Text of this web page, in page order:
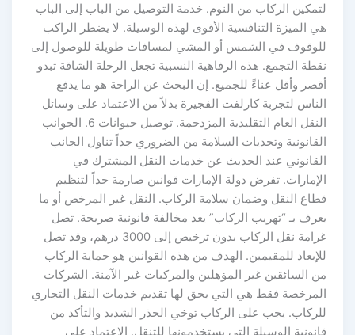
لتمكين الركاب من النوم. خدمة التوصيل من الباب إلى الباب
هي الميزة التنافسية الأقوى لهذه الوسيلة. لا يضطر الراكب
للوقوف في الشمس أو المشي لمسافات طويلة للوصول إلى
نقطة التجمع. هذه الرفاهية النسبية تجعل الرحلة الشاقة تبدو
أقصر وأقل عناءً للجميع. إن البحث عن الراحة هو ما يدفع
الناس لتجربة كارلفت الفجيرة بدلاً من الاعتماد على وسائل
النقل العام التقليدية المزدحمة. توصيل حيوانات 6. الجوانب
القانونية وتحديات السلامة من الضروري جداً تناول الجانب
القانوني عند الحديث عن خدمات النقل المشترك في
الإمارات. تفرض دولة الإمارات قوانين صارمة جداً لتنظيم
قطاع النقل وضمان سلامة الركاب. النقل غير المرخص أو ما
يعرف بـ “تهريب الركاب” يعد مخالفة قانونية صريحة. تصل
غرامة نقل الركاب بدون ترخيص إلى 3000 درهم، وقد تصل
للإبعاد للمقيمين. الهدف من هذه القوانين هو حماية الركاب
من السائقين غير المؤهلين والمركبات غير الآمنة. الشركات
المرخصة فقط هي التي يحق لها تقديم خدمات النقل التجاري
للركاب. يجب على الركاب توخي الحذر الشديد والتأكد من
قانونية الوسيلة التي يستخدمونها للتنقل. الاعتماد على